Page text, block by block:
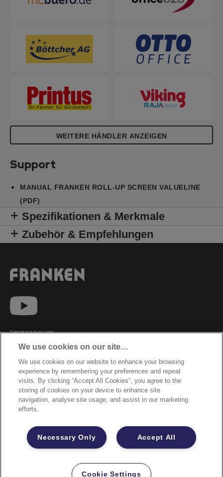
WEITERE HÄNDLER ANZEIGEN
Support
MANUAL FRANKEN ROLL-UP SCREEN VALUELINE
(PDF)
Spezifikationen & Merkmale
Zubehör & Empfehlungen
Impressum
Datenschutzhinweise
Datenzugriffsberechtigung
Sicherheitsdatenblätter
Cookie Richtlinie
Rechtliche Hinweise
Garantiebestimmungen
Site Map
©2026 ACCO Brands
We use cookies on our site…
We use cookies on our website to enhance your browsing
experience by remembering your preferences and repeat
visits. By clicking “Accept All Cookies”, you agree to the
storing of cookies on your device to enhance site
navigation, analyse site usage, and assist in our marketing
efforts.
Accept All
Necessary Only
Cookie Settings